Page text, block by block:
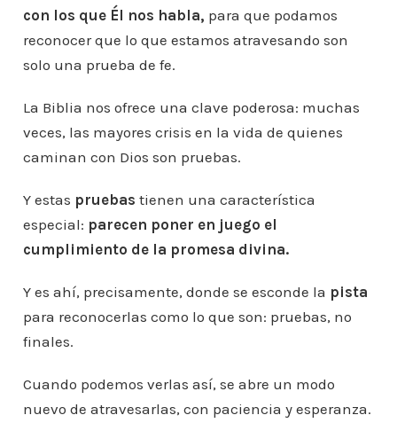
con los que Él nos habla, para que podamos
reconocer que lo que estamos atravesando son
solo una prueba de fe.
La Biblia nos ofrece una clave poderosa: muchas
veces, las mayores crisis en la vida de quienes
caminan con Dios son pruebas.
Y estas pruebas tienen una característica
especial: parecen poner en juego el
cumplimiento de la promesa divina.
Y es ahí, precisamente, donde se esconde la pista
para reconocerlas como lo que son: pruebas, no
finales.
Cuando podemos verlas así, se abre un modo
nuevo de atravesarlas, con paciencia y esperanza.